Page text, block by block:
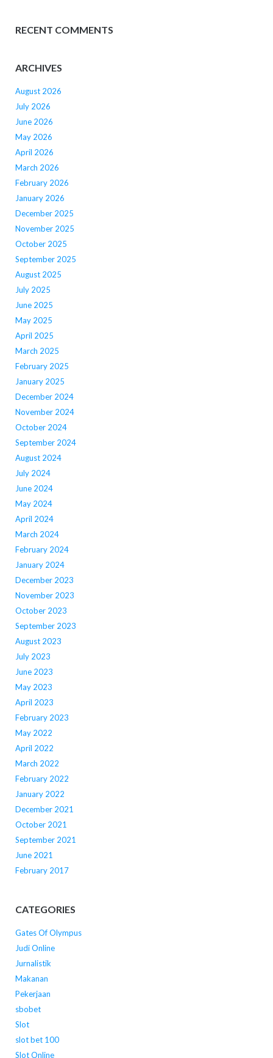
RECENT COMMENTS
ARCHIVES
August 2026
July 2026
June 2026
May 2026
April 2026
March 2026
February 2026
January 2026
December 2025
November 2025
October 2025
September 2025
August 2025
July 2025
June 2025
May 2025
April 2025
March 2025
February 2025
January 2025
December 2024
November 2024
October 2024
September 2024
August 2024
July 2024
June 2024
May 2024
April 2024
March 2024
February 2024
January 2024
December 2023
November 2023
October 2023
September 2023
August 2023
July 2023
June 2023
May 2023
April 2023
February 2023
May 2022
April 2022
March 2022
February 2022
January 2022
December 2021
October 2021
September 2021
June 2021
February 2017
CATEGORIES
Gates Of Olympus
Judi Online
Jurnalistik
Makanan
Pekerjaan
sbobet
Slot
slot bet 100
Slot Online